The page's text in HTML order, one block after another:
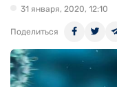
31 января, 2020, 12:10
Поделиться